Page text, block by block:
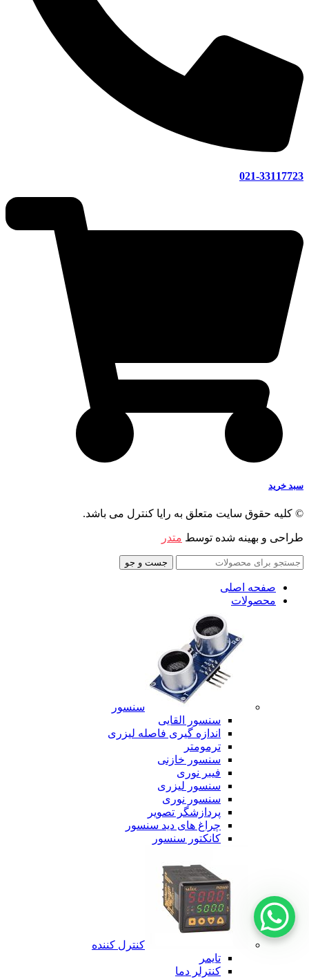
021-33117723
سبد خرید
© کلیه حقوق سایت متعلق به رایا کنترل می باشد.
طراحی و بهینه شده توسط متدر
جست و جو
صفحه اصلی
محصولات
سنسور
سنسور القایی
اندازه گیری فاصله لیزری
ترمومتر
سنسور خازنی
فیبر نوری
سنسور لیزری
سنسور نوری
پردازشگر تصویر
چراغ های دید سنسور
کانکتور سنسور
کنترل کننده
تایمر
کنترلر دما